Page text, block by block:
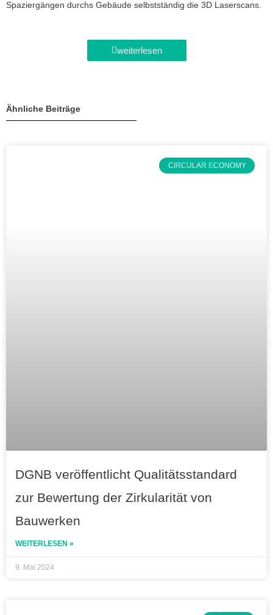
Spaziergängen durchs Gebäude selbstständig die 3D Laserscans.
weiterlesen
Ähnliche Beiträge
CIRCULAR ECONOMY
DGNB veröffentlicht Qualitätsstandard
zur Bewertung der Zirkularität von
Bauwerken
WEITERLESEN »
9. Mai 2024